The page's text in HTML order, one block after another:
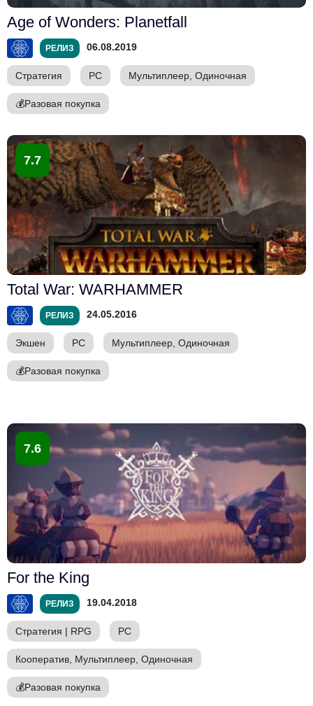
Age of Wonders: Planetfall
РЕЛИЗ 06.08.2019
Стратегия PC Мультиплеер, Одиночная
💰Разовая покупка
7.7
Total War: WARHAMMER
РЕЛИЗ 24.05.2016
Экшен PC Мультиплеер, Одиночная
💰Разовая покупка
7.6
For the King
РЕЛИЗ 19.04.2018
Стратегия | RPG PC
Кооператив, Мультиплеер, Одиночная
💰Разовая покупка